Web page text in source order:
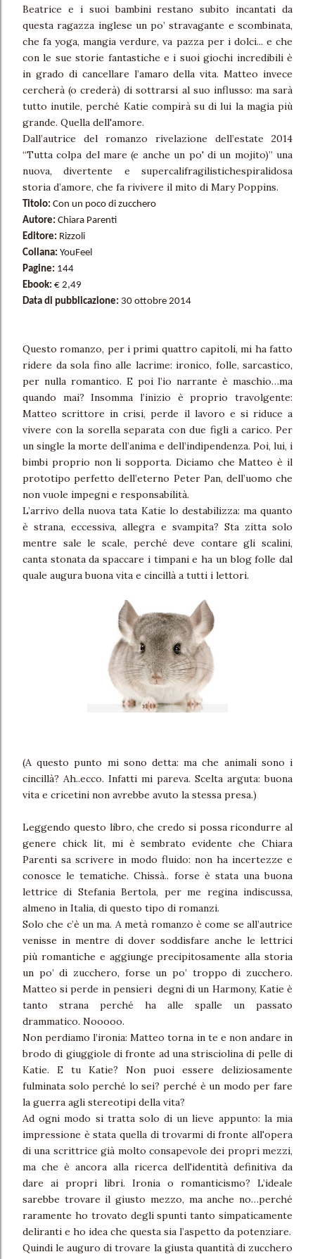
Beatrice e i suoi bambini restano subito incantati da
questa ragazza inglese un po’ stravagante e scombinata,
che fa yoga, mangia verdure, va pazza per i dolci... e che
con le sue storie fantastiche e i suoi giochi incredibili è
in grado di cancellare l’amaro della vita. Matteo invece
cercherà (o crederà) di sottrarsi al suo influsso: ma sarà
tutto inutile, perché Katie compirà su di lui la magia più
grande. Quella dell'amore.
Dall’autrice del romanzo rivelazione dell’estate 2014
“Tutta colpa del mare (e anche un po' di un mojito)” una
nuova, divertente e supercalifragilistichespiralidosa
storia d’amore, che fa rivivere il mito di Mary Poppins.
Titolo: Con un poco di zucchero
Autore: Chiara Parenti
Editore: Rizzoli
Collana: YouFeel
Pagine: 144
Ebook: € 2,49
Data di pubblicazione: 30 ottobre 2014
Questo romanzo, per i primi quattro capitoli, mi ha fatto
ridere da sola fino alle lacrime: ironico, folle, sarcastico,
per nulla romantico. E poi l’io narrante è maschio…ma
quando mai? Insomma l’inizio è proprio travolgente:
Matteo scrittore in crisi, perde il lavoro e si riduce a
vivere con la sorella separata con due figli a carico. Per
un single la morte dell’anima e dell’indipendenza. Poi, lui, i
bimbi proprio non li sopporta. Diciamo che Matteo è il
prototipo perfetto dell’eterno Peter Pan, dell’uomo che
non vuole impegni e responsabilità.
L’arrivo della nuova tata Katie lo destabilizza: ma quanto
è strana, eccessiva, allegra e svampita? Sta zitta solo
mentre sale le scale, perché deve contare gli scalini,
canta stonata da spaccare i timpani e ha un blog folle dal
quale augura buona vita e cincillà a tutti i lettori.
(A questo punto mi sono detta: ma che animali sono i
cincillà? Ah..ecco. Infatti mi pareva. Scelta arguta: buona
vita e cricetini non avrebbe avuto la stessa presa.)
Leggendo questo libro, che credo si possa ricondurre al
genere chick lit, mi è sembrato evidente che Chiara
Parenti sa scrivere in modo fluido: non ha incertezze e
conosce le tematiche. Chissà.. forse è stata una buona
lettrice di Stefania Bertola, per me regina indiscussa,
almeno in Italia, di questo tipo di romanzi.
Solo che c’è un ma. A metà romanzo è come se all’autrice
venisse in mentre di dover soddisfare anche le lettrici
più romantiche e aggiunge precipitosamente alla storia
un po’ di zucchero, forse un po’ troppo di zucchero.
Matteo si perde in pensieri degni di un Harmony, Katie è
tanto strana perché ha alle spalle un passato
drammatico. Nooooo.
Non perdiamo l’ironia: Matteo torna in te e non andare in
brodo di giuggiole di fronte ad una strisciolina di pelle di
Katie. E tu Katie? Non puoi essere deliziosamente
fulminata solo perché lo sei? perché è un modo per fare
la guerra agli stereotipi della vita?
Ad ogni modo si tratta solo di un lieve appunto: la mia
impressione è stata quella di trovarmi di fronte all'opera
di una scrittrice già molto consapevole dei propri mezzi,
ma che è ancora alla ricerca dell'identità definitiva da
dare ai propri libri. Ironia o romanticismo? L’ideale
sarebbe trovare il giusto mezzo, ma anche no…perché
raramente ho trovato degli spunti tanto simpaticamente
deliranti e ho idea che questa sia l’aspetto da potenziare.
Quindi le auguro di trovare la giusta quantità di zucchero